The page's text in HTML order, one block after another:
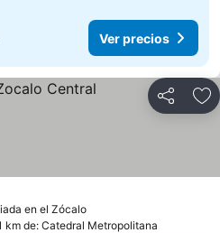
Ver precios
Compartir
en el Zócalo
km de: Catedral Metropolitana